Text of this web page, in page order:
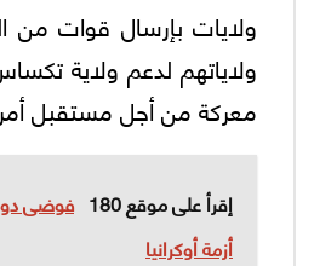
ولايات بإرسال قوات
ولاياتهم لدعم ولاية
معركة من أجل مستقبل
إقرأ على موقع 180
فوضى
أزمة أوكرانيا